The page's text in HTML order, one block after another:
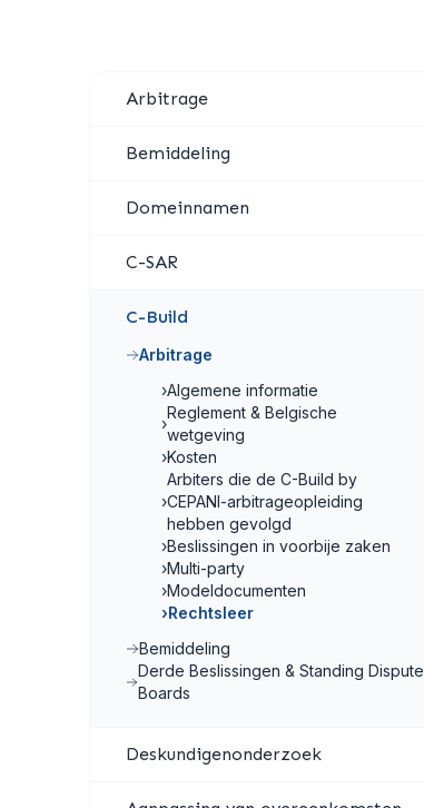
Arbitrage
Bemiddeling
Domeinnamen
C-SAR
C-Build
Arbitrage
›Algemene informatie
›
Reglement & Belgische
wetgeving
›Kosten
›
Arbiters die de C-Build by
CEPANI-arbitrageopleiding
hebben gevolgd
›Beslissingen in voorbije zaken
›Multi-party
›Modeldocumenten
›Rechtsleer
Bemiddeling
Derde Beslissingen & Standing Dispute
Boards
Deskundigenonderzoek